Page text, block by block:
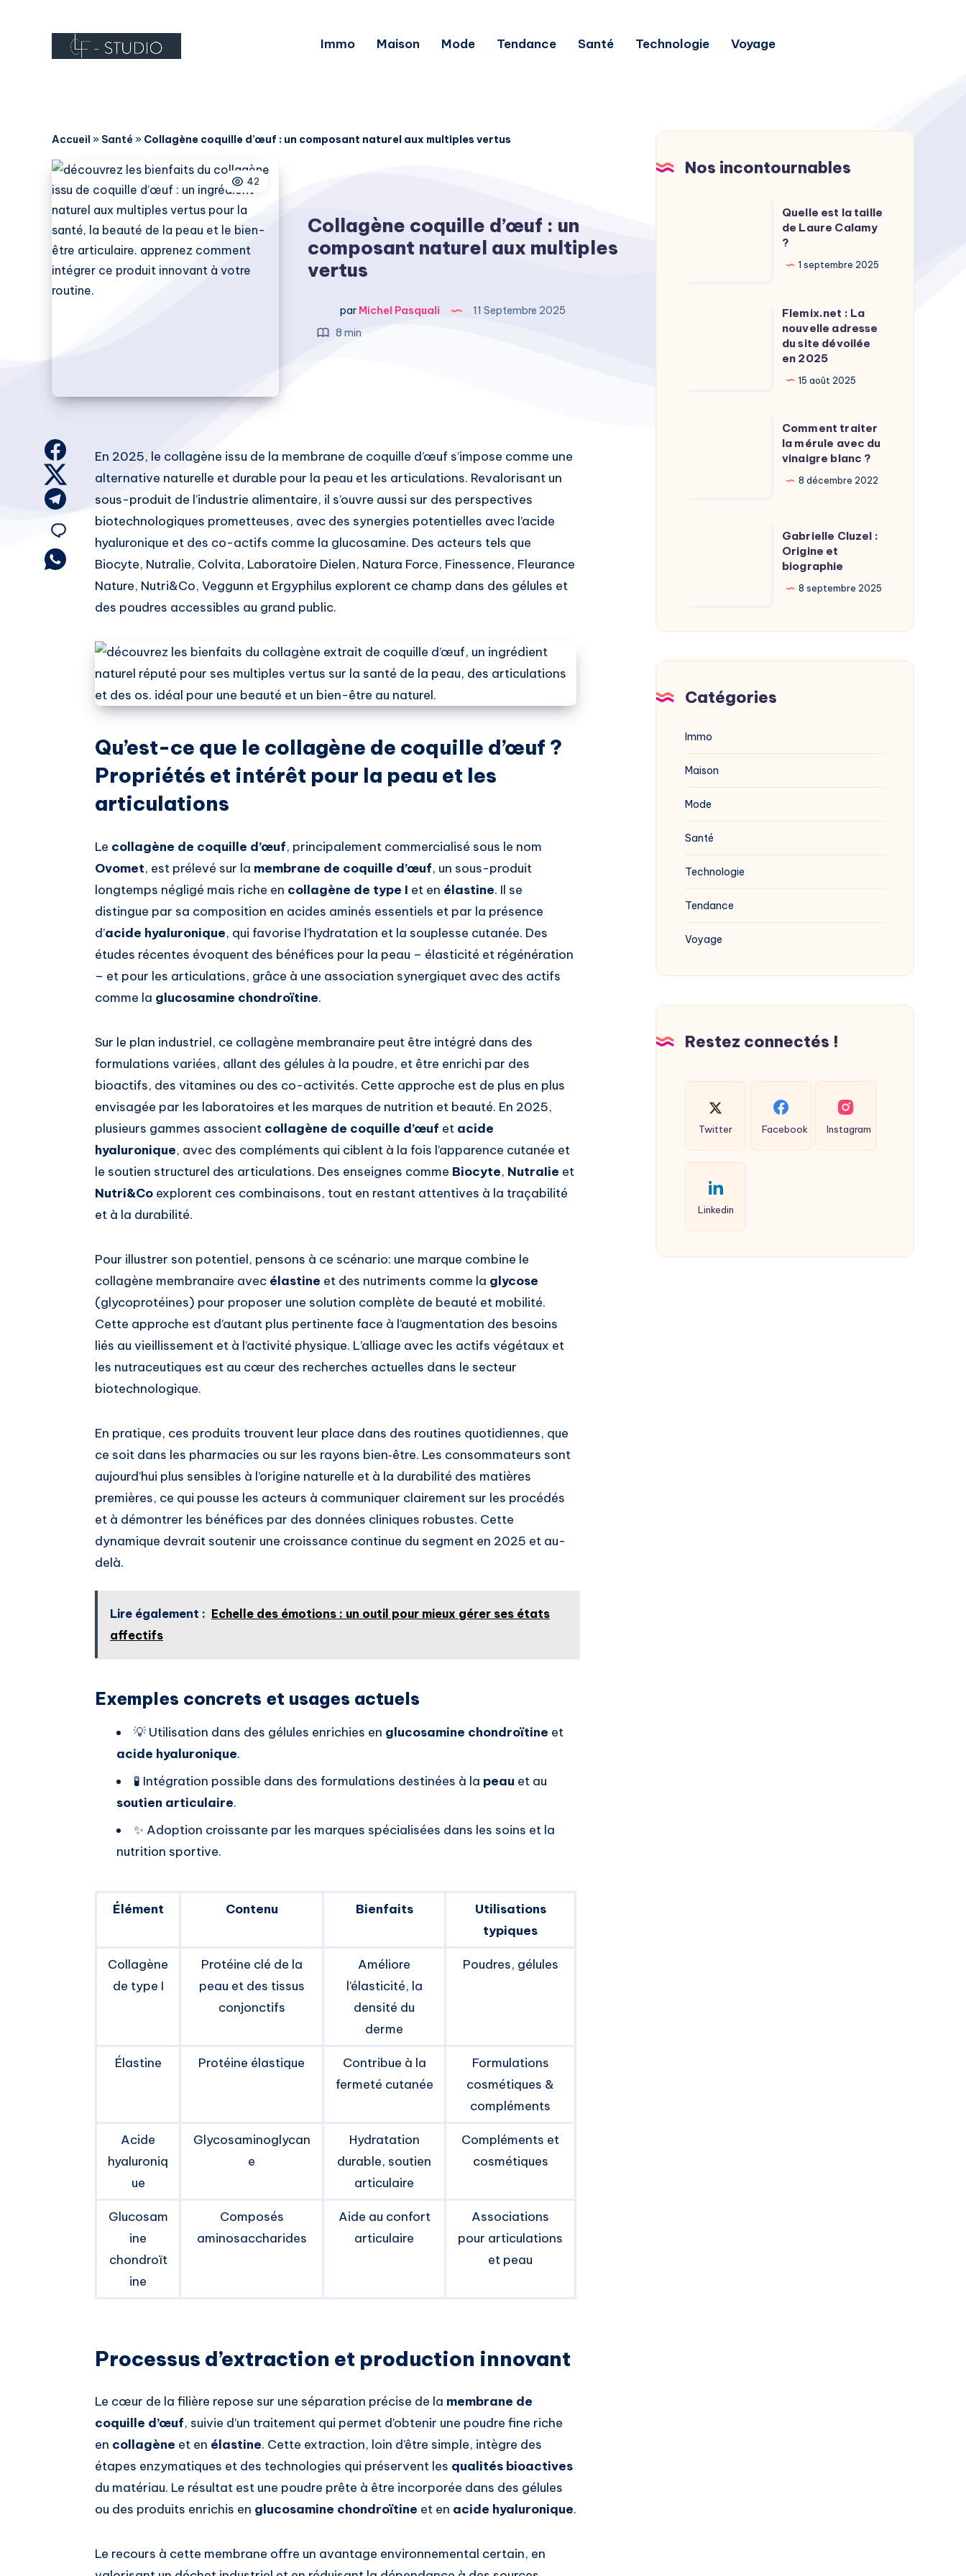
Immo Maison Mode Tendance Santé Technologie Voyage
Accueil » Santé » Collagène coquille d’œuf : un composant naturel aux multiples vertus
42
Collagène coquille d’œuf : un
composant naturel aux multiples
vertus
par Michel Pasquali
11 Septembre 2025
8 min
Share
Share
Twitter
Share
Telegram
Share
Email
Share
Whatsapp
En 2025, le collagène issu de la membrane de coquille d’œuf s’impose comme une
alternative naturelle et durable pour la peau et les articulations. Revalorisant un
sous-produit de l’industrie alimentaire, il s’ouvre aussi sur des perspectives
biotechnologiques prometteuses, avec des synergies potentielles avec l’acide
hyaluronique et des co-actifs comme la glucosamine. Des acteurs tels que
Biocyte, Nutralie, Colvita, Laboratoire Dielen, Natura Force, Finessence, Fleurance
Nature, Nutri&Co, Veggunn et Ergyphilus explorent ce champ dans des gélules et
des poudres accessibles au grand public.
Qu’est-ce que le collagène de coquille d’œuf ?
Propriétés et intérêt pour la peau et les
articulations
Le collagène de coquille d’œuf, principalement commercialisé sous le nom
Ovomet, est prélevé sur la membrane de coquille d’œuf, un sous-produit
longtemps négligé mais riche en collagène de type I et en élastine. Il se
distingue par sa composition en acides aminés essentiels et par la présence
d’acide hyaluronique, qui favorise l’hydratation et la souplesse cutanée. Des
études récentes évoquent des bénéfices pour la peau – élasticité et régénération
– et pour les articulations, grâce à une association synergiquet avec des actifs
comme la glucosamine chondroïtine.
Sur le plan industriel, ce collagène membranaire peut être intégré dans des
formulations variées, allant des gélules à la poudre, et être enrichi par des
bioactifs, des vitamines ou des co-activités. Cette approche est de plus en plus
envisagée par les laboratoires et les marques de nutrition et beauté. En 2025,
plusieurs gammes associent collagène de coquille d’œuf et acide
hyaluronique, avec des compléments qui ciblent à la fois l’apparence cutanée et
le soutien structurel des articulations. Des enseignes comme Biocyte, NutraIie et
Nutri&Co explorent ces combinaisons, tout en restant attentives à la traçabilité
et à la durabilité.
Pour illustrer son potentiel, pensons à ce scénario: une marque combine le
collagène membranaire avec élastine et des nutriments comme la glycose
(glycoprotéines) pour proposer une solution complète de beauté et mobilité.
Cette approche est d’autant plus pertinente face à l’augmentation des besoins
liés au vieillissement et à l’activité physique. L’alliage avec les actifs végétaux et
les nutraceutiques est au cœur des recherches actuelles dans le secteur
biotechnologique.
En pratique, ces produits trouvent leur place dans des routines quotidiennes, que
ce soit dans les pharmacies ou sur les rayons bien‑être. Les consommateurs sont
aujourd’hui plus sensibles à l’origine naturelle et à la durabilité des matières
premières, ce qui pousse les acteurs à communiquer clairement sur les procédés
et à démontrer les bénéfices par des données cliniques robustes. Cette
dynamique devrait soutenir une croissance continue du segment en 2025 et au-
delà.
Lire également : Echelle des émotions : un outil pour mieux gérer ses états
affectifs
Exemples concrets et usages actuels
💡 Utilisation dans des gélules enrichies en glucosamine chondroïtine et
acide hyaluronique.
🧪 Intégration possible dans des formulations destinées à la peau et au
soutien articulaire.
✨ Adoption croissante par les marques spécialisées dans les soins et la
nutrition sportive.
Élément Contenu Bienfaits
Utilisations
typiques
Collagène
de type I
Protéine clé de la
peau et des tissus
conjonctifs
Améliore
l’élasticité, la
densité du
derme
Poudres, gélules
Élastine Protéine élastique
Contribue à la
fermeté cutanée
Formulations
cosmétiques &
compléments
Acide
hyaluroniq
ue
Glycosaminoglycan
e
Hydratation
durable, soutien
articulaire
Compléments et
cosmétiques
Glucosam
ine
chondroït
ine
Composés
aminosaccharides
Aide au confort
articulaire
Associations
pour articulations
et peau
Processus d’extraction et production innovant
Le cœur de la filière repose sur une séparation précise de la membrane de
coquille d’œuf, suivie d’un traitement qui permet d’obtenir une poudre fine riche
en collagène et en élastine. Cette extraction, loin d’être simple, intègre des
étapes enzymatiques et des technologies qui préservent les qualités bioactives
du matériau. Le résultat est une poudre prête à être incorporée dans des gélules
ou des produits enrichis en glucosamine chondroïtine et en acide hyaluronique.
Le recours à cette membrane offre un avantage environnemental certain, en
Nos incontournables
Quelle est la taille
de Laure Calamy
?
1 septembre 2025
Flemix.net : La
nouvelle adresse
du site dévoilée
en 2025
15 août 2025
Comment traiter
la mérule avec du
vinaigre blanc ?
8 décembre 2022
biographie
Gabrielle Cluzel :
Origine et
biographie
8 septembre 2025
Catégories
Immo
Maison
Mode
Santé
Technologie
Tendance
Voyage
Restez connectés !
Twitter Facebook Instagram
Linkedin